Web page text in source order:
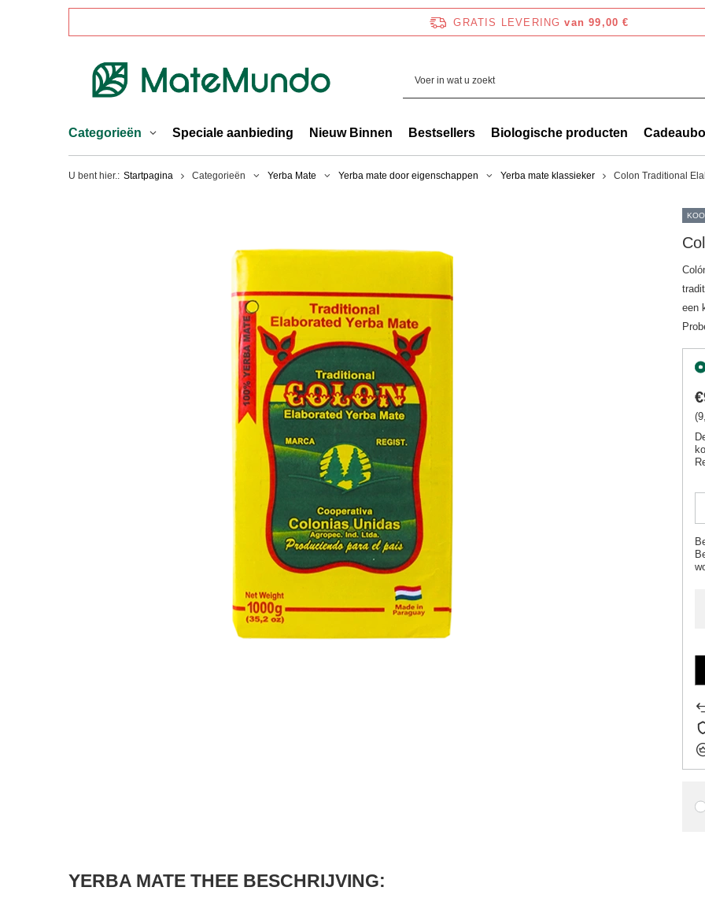
GRATIS LEVERING van 99,00 €
Categorieën Speciale aanbieding Nieuw Binnen Bestsellers Biologische producten
U bent hier.: Startpagina Categorieën Yerba Mate Yerba mate door eigenschappen Yerba mate klassieker Colon Traditional
een
YERBA MATE THEE BESCHRIJVING: